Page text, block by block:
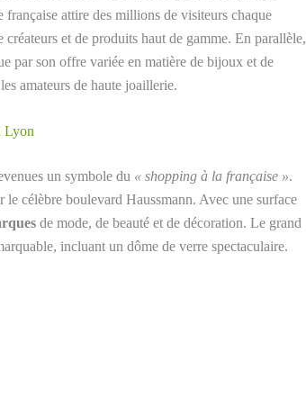
attire des millions de visiteurs chaque
et de produits haut de gamme. En parallèle,
par son offre variée en matière de bijoux et de
amateurs de haute joaillerie.
Lyon
un symbole du « shopping à la française ».
célèbre boulevard Haussmann. Avec une surface
de mode, de beauté et de décoration. Le grand
incluant un dôme de verre spectaculaire.